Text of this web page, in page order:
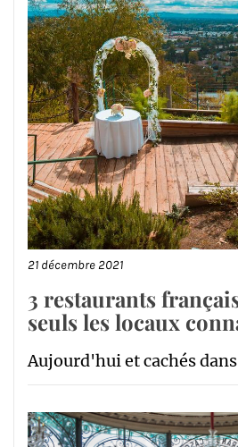
21 décembre 2021
3 restaurants
seuls les locaux
Aujourd'hui et cachés